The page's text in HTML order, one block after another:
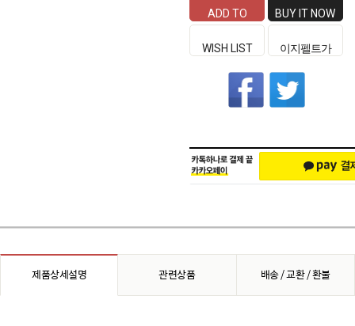
ADD TO
CART
BUY IT NOW
WISH LIST 이지펠트가
좋은 이유
제품상세설명 관련상품 배송 / 교환 / 환불